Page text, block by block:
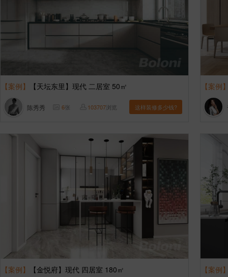
【案例】 【天坛东里】现代 二居室 50㎡
陈秀秀 6张 103707浏览 这样装修多少钱?
【案例
【案例】 【金悦府】现代 四居室 180㎡ 【案例